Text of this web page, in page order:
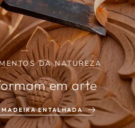
DA NATUREZA
emarte
ENTALHADA